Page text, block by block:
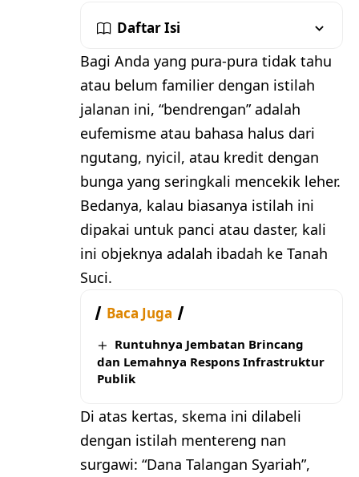
Daftar Isi
Bagi Anda yang pura-pura tidak tahu
atau belum familier dengan istilah
jalanan ini, “bendrengan” adalah
eufemisme atau bahasa halus dari
ngutang, nyicil, atau kredit dengan
bunga yang seringkali mencekik leher.
Bedanya, kalau biasanya istilah ini
dipakai untuk panci atau daster, kali
ini objeknya adalah ibadah ke Tanah
Suci.
Baca Juga
Runtuhnya Jembatan Brincang
dan Lemahnya Respons Infrastruktur
Publik
​Di atas kertas, skema ini dilabeli
dengan istilah mentereng nan
surgawi: “Dana Talangan Syariah”,